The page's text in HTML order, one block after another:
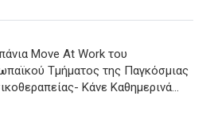
Move At Work του
Τμήματος της Παγκόσμιας
Κάνε Καθημερινά...